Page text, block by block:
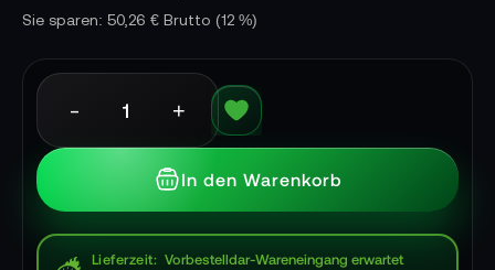
Sie sparen: 50,26 € Brutto (12 %)
- +
In den Warenkorb
Lieferzeit Vorbestelldar-Wareneingang erwartet